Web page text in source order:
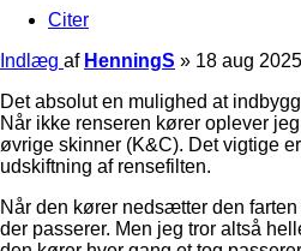
Citer
Indlæg af HenningS » 18 aug
Det absolut en mulighed at
Når ikke renseren kører oplever
øvrige skinner (K&C). Det vigtige
udskiftning af rensefilten.
Når den kører nedsætter den
der passerer. Men jeg tror altså